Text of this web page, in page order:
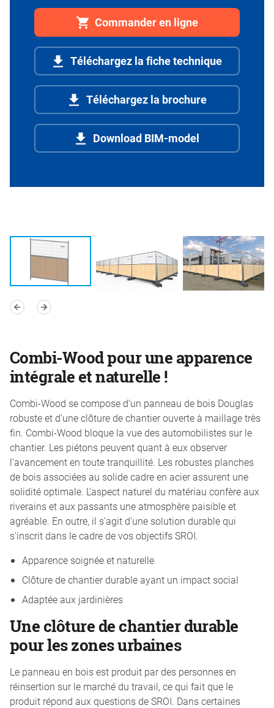
Commander en ligne
Téléchargez la fiche technique
Téléchargez la brochure
Download BIM-model
Combi-Wood pour une apparence
intégrale et naturelle !
Combi-Wood se compose d’un panneau de bois Douglas
robuste et d’une clôture de chantier ouverte à maillage très
fin. Combi-Wood bloque la vue des automobilistes sur le
chantier. Les piétons peuvent quant à eux observer
l’avancement en toute tranquillité. Les robustes planches
de bois associées au solide cadre en acier assurent une
solidité optimale. L'aspect naturel du matériau confère aux
riverains et aux passants une atmosphère paisible et
agréable. En outre, il s'agit d'une solution durable qui
s'inscrit dans le cadre de vos objectifs SROI.
Apparence soignée et naturelle
Clôture de chantier durable ayant un impact social
Adaptée aux jardinières
Une clôture de chantier durable
pour les zones urbaines
Le panneau en bois est produit par des personnes en
réinsertion sur le marché du travail, ce qui fait que le
produit répond aux questions de SROI. Dans certaines